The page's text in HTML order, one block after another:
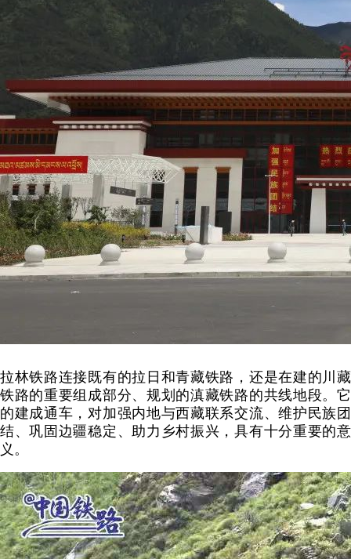
拉林铁路连接既有的拉日和青藏铁路，还是在建的川藏
铁路的重要组成部分、规划的滇藏铁路的共线地段。它
的建成通车，对加强内地与西藏联系交流、维护民族团
结、巩固边疆稳定、助力乡村振兴，具有十分重要的意
义。